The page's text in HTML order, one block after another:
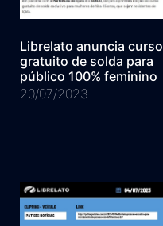
Librelato anuncia curso
gratuito de solda para
público 100% feminino
20/07/2023